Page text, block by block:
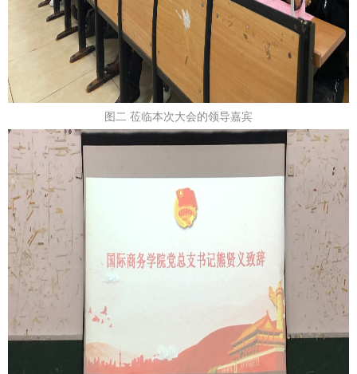
图二 莅临本次大会的领导嘉宾